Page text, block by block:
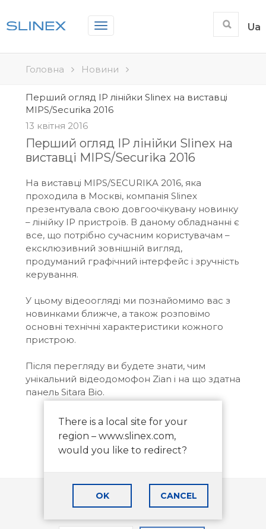
Toggle
navigation
Ua
Головна Новини
Перший огляд IP лінійки Slinex на виставці
MIPS/Securika 2016
13 квітня 2016
Перший огляд IP лінійки Slinex на
виставці MIPS/Securika 2016
На виставці MIPS/SECURIKA 2016, яка
проходила в Москві, компанія Slinex
презентувала свою довгоочікувану новинку
– лінійку IP пристроїв. В даному обладнанні є
все, що потрібно сучасним користувачам –
ексклюзивний зовнішній вигляд,
продуманий графічний інтерфейс і зручність
керування.
У цьому відеоогляді ми познайомимо вас з
новинками ближче, а також розповімо
основні технічні характеристики кожного
пристрою.
Після перегляду ви будете знати, чим
унікальний відеодомофон Zian і на що здатна
панель Sitara Bio.
There is a local site for your
region – www.slinex.com,
would you like to redirect?
OK CANCEL
Останні новини від Slinex